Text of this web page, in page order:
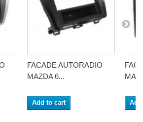
FACADE AUTORADIO
MAZDA 6...
Add to cart